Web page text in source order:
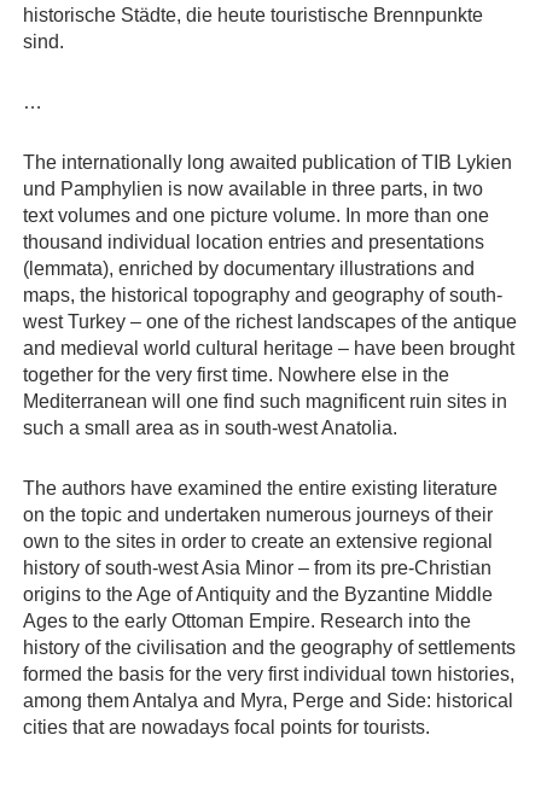
historische Städte, die heute touristische Brennpunkte
sind.
…
The internationally long awaited publication of TIB Lykien
und Pamphylien is now available in three parts, in two
text volumes and one picture volume. In more than one
thousand individual location entries and presentations
(lemmata), enriched by documentary illustrations and
maps, the historical topography and geography of south-
west Turkey – one of the richest landscapes of the antique
and medieval world cultural heritage – have been brought
together for the very first time. Nowhere else in the
Mediterranean will one find such magnificent ruin sites in
such a small area as in south-west Anatolia.
The authors have examined the entire existing literature
on the topic and undertaken numerous journeys of their
own to the sites in order to create an extensive regional
history of south-west Asia Minor – from its pre-Christian
origins to the Age of Antiquity and the Byzantine Middle
Ages to the early Ottoman Empire. Research into the
history of the civilisation and the geography of settlements
formed the basis for the very first individual town histories,
among them Antalya and Myra, Perge and Side: historical
cities that are nowadays focal points for tourists.